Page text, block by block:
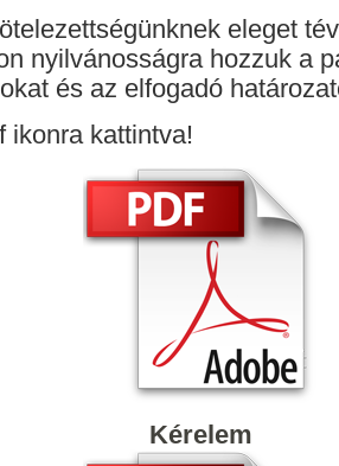
eleget
nyilvánosságra hozzuk a
és az elfogadó
ikonra kattintva!
Kérelem